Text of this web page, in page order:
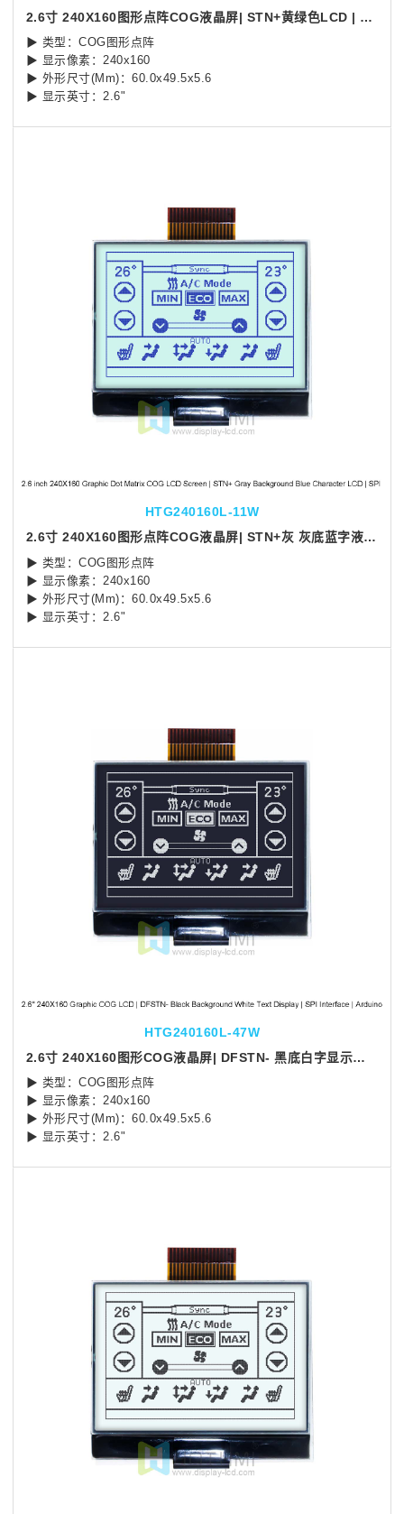
2.6寸 240X160图形点阵COG液晶屏| STN+黄绿色LCD | SPI 接口 | Arduino
▶ 类型：COG图形点阵
▶ 显示像素：240x160
▶ 外形尺寸(Mm)：60.0x49.5x5.6
▶ 显示英寸：2.6"
HTG240160L-11W
2.6寸 240X160图形点阵COG液晶屏| STN+灰 灰底蓝字液晶LCD | SPI 接口 | Arduino
▶ 类型：COG图形点阵
▶ 显示像素：240x160
▶ 外形尺寸(Mm)：60.0x49.5x5.6
▶ 显示英寸：2.6"
HTG240160L-47W
2.6寸 240X160图形COG液晶屏| DFSTN- 黑底白字显示屏 | SPI 接口 | Arduino
▶ 类型：COG图形点阵
▶ 显示像素：240x160
▶ 外形尺寸(Mm)：60.0x49.5x5.6
▶ 显示英寸：2.6"